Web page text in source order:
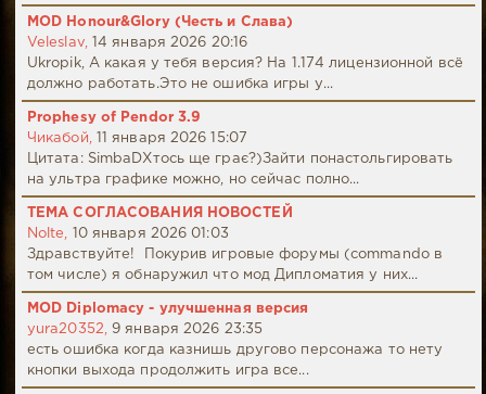
MOD Honour&Glory (Честь и Слава)
Veleslav,
14 января 2026 20:16
Ukropik, А какая у тебя версия? На 1.174 лицензионной всё
должно работать.Это не ошибка игры у...
Prophesy of Pendor 3.9
Чикабой,
11 января 2026 15:07
Цитата: SimbaDХтось ще грає?)Зайти понастольгировать
на ультра графике можно, но сейчас полно...
ТЕМА СОГЛАСОВАНИЯ НОВОСТЕЙ
Nolte,
10 января 2026 01:03
Здравствуйте! Покурив игровые форумы (commando в
том числе) я обнаружил что мод Дипломатия у них...
MOD Diplomacy - улучшенная версия
yura20352,
9 января 2026 23:35
есть ошибка когда казнишь другово персонажа то нету
кнопки выхода продолжить игра все...